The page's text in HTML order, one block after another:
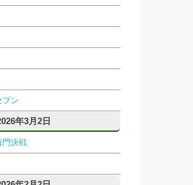
ブン
年3月2日
門決戦